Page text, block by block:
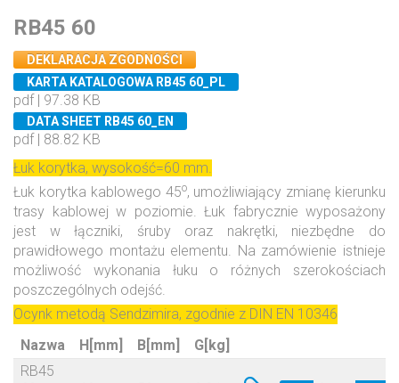
RB45 60
DEKLARACJA ZGODNOŚCI
KARTA KATALOGOWA RB45 60_PL
pdf | 97.38 KB
DATA SHEET RB45 60_EN
pdf | 88.82 KB
Łuk korytka, wysokość=60 mm.
Łuk korytka kablowego 45o, umożliwiający zmianę kierunku
trasy kablowej w poziomie. Łuk fabrycznie wyposażony
jest w łączniki, śruby oraz nakrętki, niezbędne do
prawidłowego montażu elementu. Na zamówienie istnieje
możliwość wykonania łuku o różnych szerokościach
poszczególnych odejść.
Ocynk metodą Sendzimira, zgodnie z DIN EN 10346
Nazwa
H[mm] B[mm]
G[kg]
RB45